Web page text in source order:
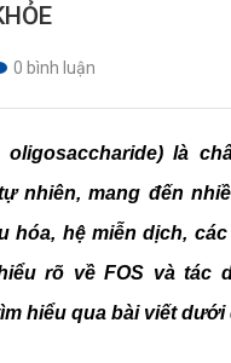
0 bình luận
oligosaccharide) là
nhiên, mang đến
hóa, hệ miễn dịch,
rõ về FOS và tác
hiểu qua bài viết dưới